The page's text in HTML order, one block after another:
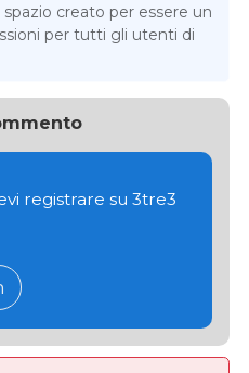
creato per essere un
per tutti gli utenti di
registrare su 3tre3